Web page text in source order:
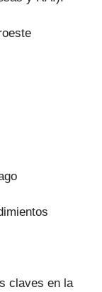
claves en la